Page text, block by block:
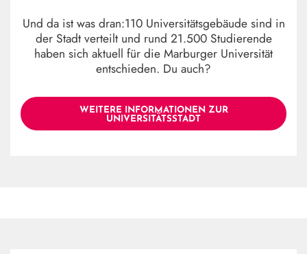
Und da ist was dran:110 Universitätsgebäude sind in
der Stadt verteilt und rund 21.500 Studierende
haben sich aktuell für die Marburger Universität
entschieden. Du auch?
WEITERE INFORMATIONEN ZUR
UNIVERSITÄTSSTADT